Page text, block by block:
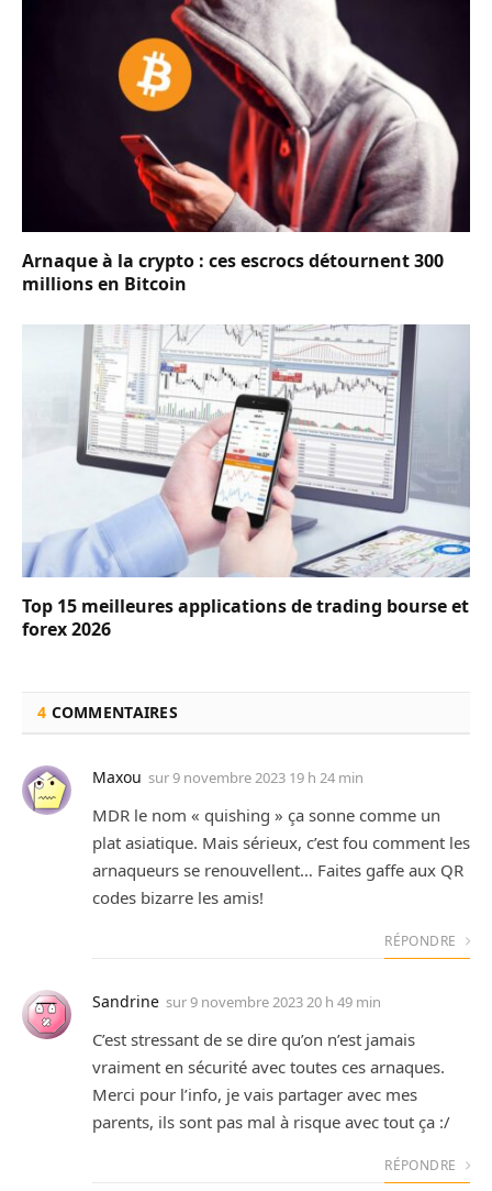
Arnaque à la crypto : ces escrocs détournent 300
millions en Bitcoin
Top 15 meilleures applications de trading bourse et
forex 2026
4 COMMENTAIRES
Maxou sur9 novembre 2023 19 h 24 min
MDR le nom « quishing » ça sonne comme un
plat asiatique. Mais sérieux, c’est fou comment les
arnaqueurs se renouvellent… Faites gaffe aux QR
codes bizarre les amis!
RÉPONDRE
Sandrine sur9 novembre 2023 20 h 49 min
C’est stressant de se dire qu’on n’est jamais
vraiment en sécurité avec toutes ces arnaques.
Merci pour l’info, je vais partager avec mes
parents, ils sont pas mal à risque avec tout ça :/
RÉPONDRE